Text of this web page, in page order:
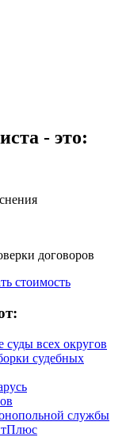
- это:
договоров
стоимость
всех округов
судебных
службы